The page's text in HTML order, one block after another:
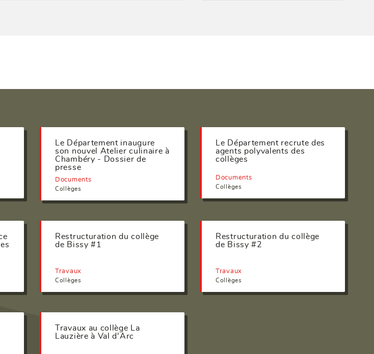
Le Département inaugure
son nouvel Atelier culinaire à
Chambéry - Dossier de
presse
Documents
Collèges
Le Département recrute des
agents polyvalents des
collèges
Documents
Collèges
Restructuration du collège
de Bissy #1
Travaux
Collèges
Restructuration du collège
de Bissy #2
Travaux
Collèges
Travaux au collège La
Lauzière à Val d'Arc